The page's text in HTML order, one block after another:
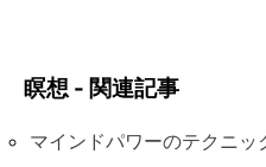
瞑想 - 関連記事
マインドパワーのテクニッ